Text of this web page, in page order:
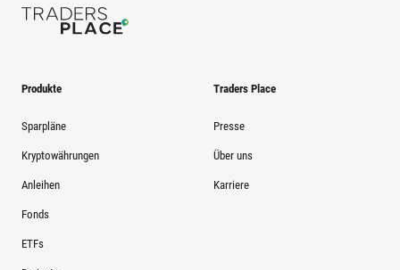
Produkte
Sparpläne
Kryptowährungen
Anleihen
Fonds
ETFs
Traders Place
Presse
Über uns
Karriere